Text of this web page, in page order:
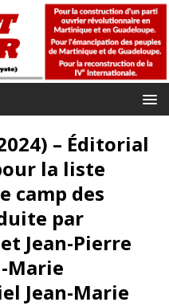
– Éditorial
la liste
camp des
par
Jean-Pierre
Marie
Jean-Marie